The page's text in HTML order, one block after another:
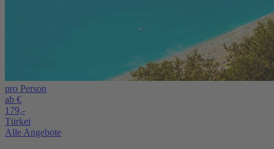
pro Person
ab €
179,-
Türkei
Alle Angebote